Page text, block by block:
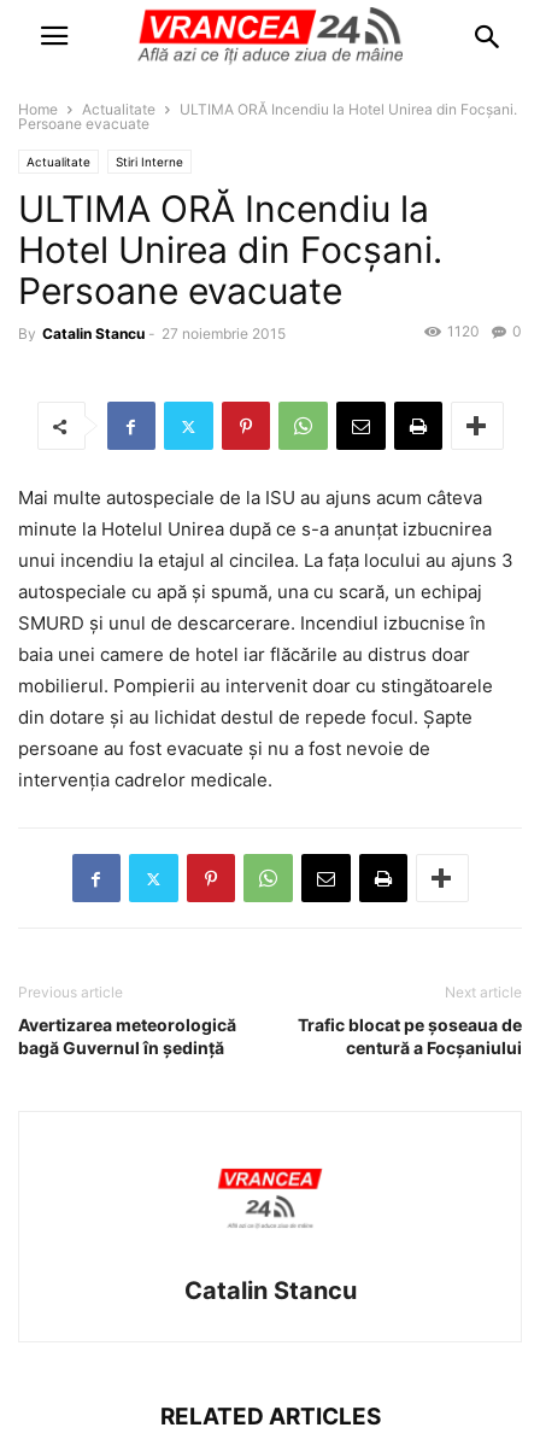
Home Actualitate
ULTIMA ORĂ Incendiu la Hotel Unirea din Focşani.
Persoane evacuate
Actualitate Stiri Interne
ULTIMA ORĂ Incendiu la
Hotel Unirea din Focşani.
Persoane evacuate
By Catalin Stancu - 27 noiembrie 2015 0
1120
Mai multe autospeciale de la ISU au ajuns acum câteva
minute la Hotelul Unirea după ce s-a anunțat izbucnirea
unui incendiu la etajul al cincilea. La fața locului au ajuns 3
autospeciale cu apă și spumă, una cu scară, un echipaj
SMURD și unul de descarcerare. Incendiul izbucnise în
baia unei camere de hotel iar flăcările au distrus doar
mobilierul. Pompierii au intervenit doar cu stingătoarele
din dotare și au lichidat destul de repede focul. Șapte
persoane au fost evacuate și nu a fost nevoie de
intervenția cadrelor medicale.
Previous article
Avertizarea meteorologică
bagă Guvernul în ședință
Next article
Trafic blocat pe șoseaua de
centură a Focșaniului
Catalin Stancu
RELATED ARTICLES